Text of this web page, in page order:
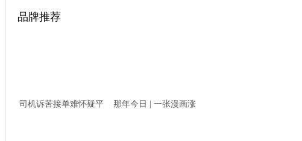
品牌推荐
司机诉苦接单难怀疑平
那年今日 | 一张漫画涨